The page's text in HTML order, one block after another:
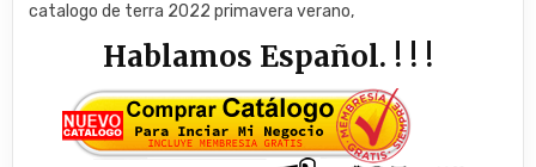
catalogo de terra 2022 primavera verano,
Hablamos Español. ! ! !